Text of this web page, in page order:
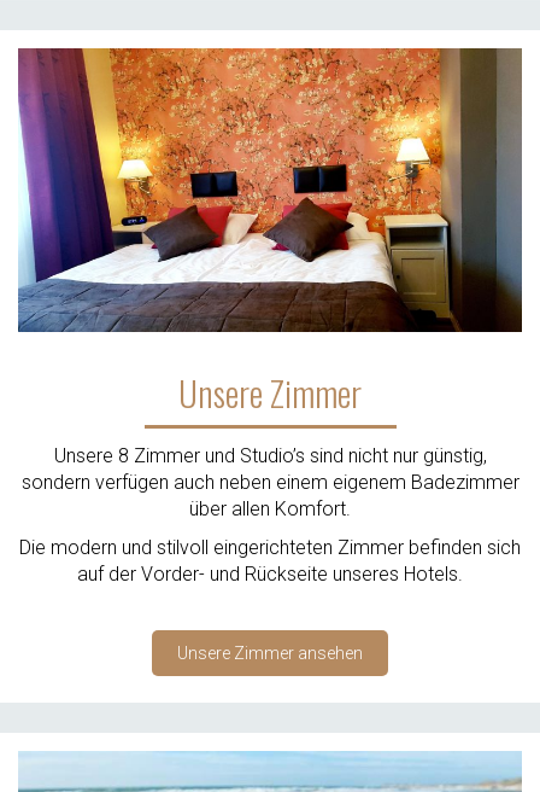
Unsere Zimmer
Unsere 8 Zimmer und Studio’s sind nicht nur günstig,
sondern verfügen auch neben einem eigenem Badezimmer
über allen Komfort.
Die modern und stilvoll eingerichteten Zimmer befinden sich
auf der Vorder- und Rückseite unseres Hotels.
Unsere Zimmer ansehen